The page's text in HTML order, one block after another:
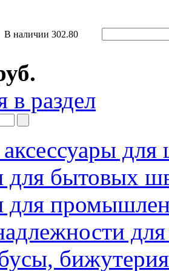
В наличии 302.80
в раздел
для бытовых
для
бижутерия